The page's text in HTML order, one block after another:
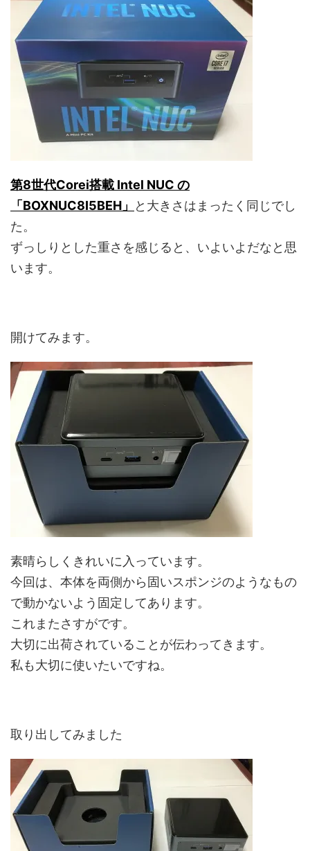
第8世代Corei搭載 Intel NUC の
「BOXNUC8I5BEH」
と大きさはまったく同じでし
た。
ずっしりとした重さを感じると、いよいよだなと思
います。
開けてみます。
素晴らしくきれいに入っています。
今回は、本体を両側から固いスポンジのようなもの
で動かないよう固定してあります。
これまたさすがです。
大切に出荷されていることが伝わってきます。
私も大切に使いたいですね。
取り出してみました